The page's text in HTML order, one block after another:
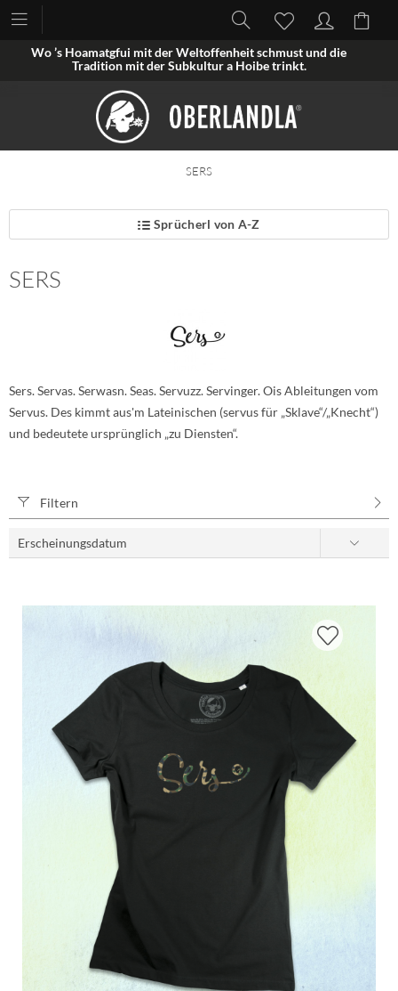
Wo ’s Hoamatgfui mit der Weltoffenheit schmust und die
Tradition mit der Subkultur a Hoibe trinkt.
SERS
Sprücherl von A-Z
SERS
Sers. Servas. Serwasn. Seas. Servuzz. Servinger. Ois Ableitungen vom
Servus. Des kimmt aus'm Lateinischen (servus für „Sklave“/„Knecht“)
und bedeutete ursprünglich „zu Diensten“.
Filtern